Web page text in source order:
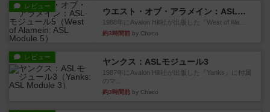
レビュー
ウエスト・オブ・アラメイン：ASLモジュール5
1988年にAvalon Hill社が出版した『West of Ala...
約3時間前 by Chaco
レビュー ヤンクス：ASLモジュール3
1987年にAvalon Hill社が出版した『Yanks』に付属
のマ...
約3時間前 by Chaco